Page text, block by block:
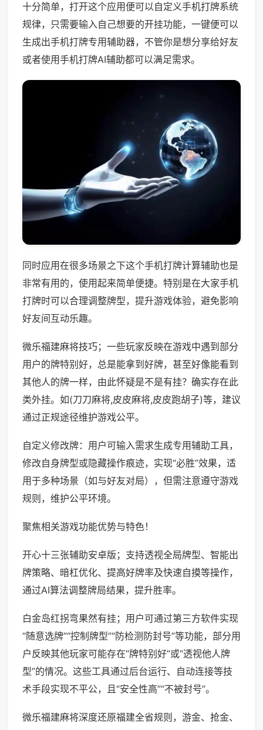
十分简单，打开这个应用便可以自定义手机打牌系统
规律，只需要输入自己想要的开挂功能，一键便可以
生成出手机打牌专用辅助器，不管你是想分享给好友
或者使用手机打牌AI辅助都可以满足需求。
同时应用在很多场景之下这个手机打牌计算辅助也是
非常有用的，使用起来简单便捷。特别是在大家手机
打牌时可以合理调整牌型，提升游戏体验，避免影响
好友间互动乐趣。
微乐福建麻将技巧；一些玩家反映在游戏中遇到部分
用户的牌特别好，总是能拿到好牌，甚至好像能看到
其他人的牌一样，由此怀疑是不是有挂？确实存在此
类外挂。如(刀刀麻将,皮皮麻将,皮皮跑胡子)等，建议
通过正规途径维护游戏公平。
自定义修改牌：用户可输入需求生成专用辅助工具，
修改自身牌型或隐藏操作痕迹，实现“必胜”效果，适
用于多种场景（如与好友对局），但需注意遵守游戏
规则，维护公平环境。
聚焦相关游戏功能优势与特色！
开心十三张辅助安卓版；支持透视全局牌型、智能出
牌策略、暗杠优化、提高好牌率及快速自摸等操作，
通过AI算法调整牌局结果，提升胜率。
白金岛红拐弯果然有挂；用户可通过第三方软件实现
“随意选牌”“控制牌型”“防检测防封号”等功能，部分用
户反映其他玩家可能存在“牌特别好”或“透视他人牌
型”的情况。这些工具通过后台运行、自动连接等技
术手段实现不平公，且“安全性高”“不被封号”。
微乐福建麻将深度还原福建全省规则，游金、抢金、